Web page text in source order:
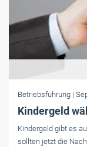
Betriebsführung |
Kindergeld
Kindergeld gibt es
sollten jetzt die